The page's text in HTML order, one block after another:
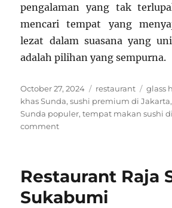
pengalaman yang tak
mencari tempat yang
lezat dalam suasana yang
adalah pilihan yang sempurna.
Posted
on
October 27, 2024 Categories
restaurant Tags
glass
khas Sunda,sushi premium di Jakarta
Sunda populer,tempat makan sushi
commenton
Pengalaman
yang
Restaurant Raja
Sukabumi